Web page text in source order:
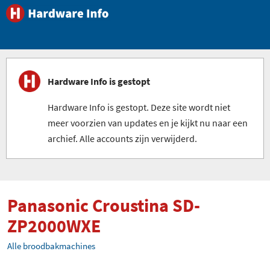
Hardware Info is gestopt
Hardware Info is gestopt. Deze site wordt niet
meer voorzien van updates en je kijkt nu naar een
archief. Alle accounts zijn verwijderd.
Panasonic Croustina SD-
ZP2000WXE
Alle broodbakmachines